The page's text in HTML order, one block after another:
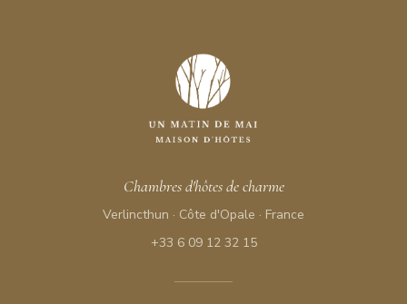
Chambres d'hôtes de charme
Verlincthun · Côte d'Opale · France
+33 6 09 12 32 15